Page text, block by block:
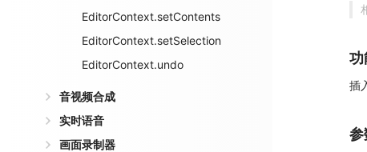
EditorContext.setContents
EditorContext.setSelection
EditorContext.undo
音视频合成
实时语音
画面录制器
功
插
参